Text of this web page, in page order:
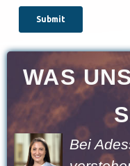
WAS
Bei